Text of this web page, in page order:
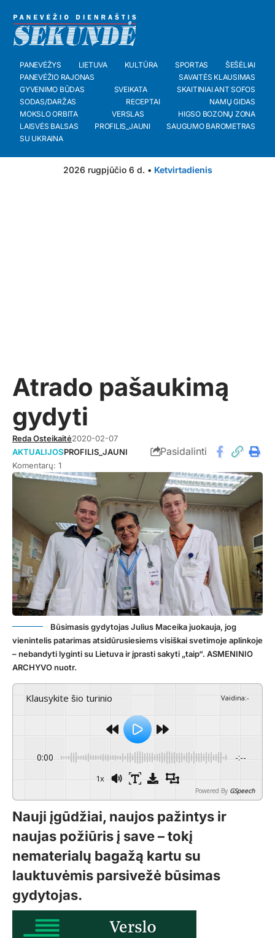
PANEVĖŽYS LIETUVA KULTŪRA SPORTAS
ŠEŠĖLIAI
PANEVĖŽIO RAJONAS
SAVAITĖS KLAUSIMAS
GYVENIMO BŪDAS
SVEIKATA
SKAITINIAI ANT SOFOS
SODAS/DARŽAS
RECEPTAI
NAMŲ GIDAS
MOKSLO ORBITA
VERSLAS
HIGSO BOZONŲ ZONA
LAISVĖS BALSAS
PROFILIS_JAUNI
SAUGUMO BAROMETRAS
SU UKRAINA
2026 rugpjūčio 6 d. • Ketvirtadienis
Atrado pašaukimą
gydyti
Reda Osteikaitė2020-02-07
AKTUALIJOSPROFILIS_JAUNI
Komentarų: 1
Pasidalinti
Būsimasis gydytojas Julius Maceika juokauja, jog
vienintelis patarimas atsidūrusiesiems visiškai svetimoje aplinkoje
– nebandyti lyginti su Lietuva ir įprasti sakyti „taip“. ASMENINIO
ARCHYVO nuotr.
Klausykite šio turinio Vaidina:-
0:00 -:--
1x
Powered By GSpeech
Nauji įgūdžiai, naujos pažintys ir
naujas požiūris į save – tokį
nematerialų bagažą kartu su
lauktuvėmis parsivežė būsimas
gydytojas.